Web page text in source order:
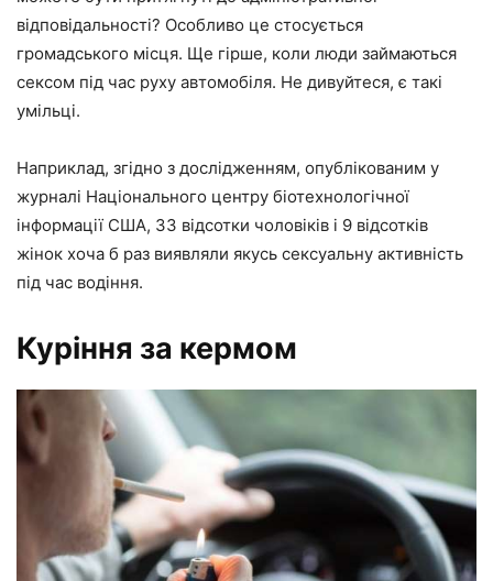
відповідальності? Особливо це стосується
громадського місця. Ще гірше, коли люди займаються
сексом під час руху автомобіля. Не дивуйтеся, є такі
умільці.
Наприклад, згідно з дослідженням, опублікованим у
журналі Національного центру біотехнологічної
інформації США, 33 відсотки чоловіків і 9 відсотків
жінок хоча б раз виявляли якусь сексуальну активність
під час водіння.
Куріння за кермом